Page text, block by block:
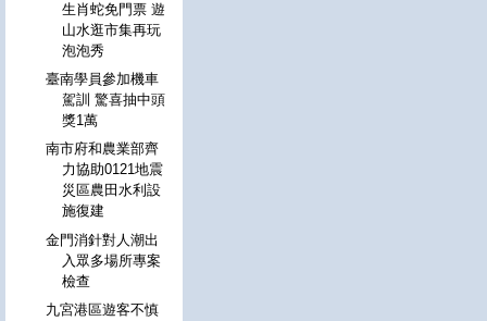
生肖蛇免門票 遊
山水逛市集再玩
泡泡秀
臺南學員參加機車
駕訓 驚喜抽中頭
獎1萬
南市府和農業部齊
力協助0121地震
災區農田水利設
施復建
金門消針對人潮出
入眾多場所專案
檢查
九宮港區遊客不慎